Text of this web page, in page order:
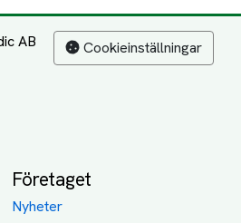
AB Cookieinställningar
Företaget
Nyheter